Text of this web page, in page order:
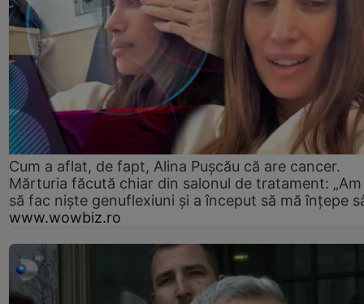
Cum a aflat, de fapt, Alina Pușcău că are cancer.
Mărturia făcută chiar din salonul de tratament:
să fac niște genuflexiuni și a început să mă înțepe
www.wowbiz.ro